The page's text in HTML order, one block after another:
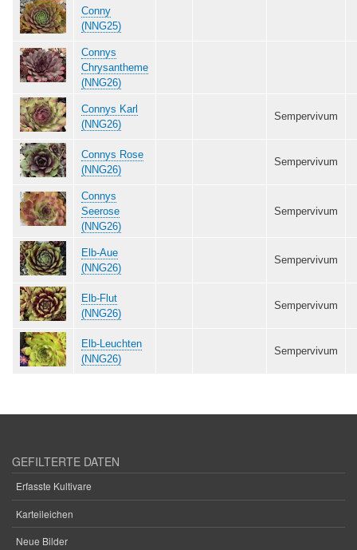
Conny
(NNG25)
Connys
Chrysantheme
(NNG26)
Connys Karl
(NNG26)
Sempervivum
Connys Rose
(NNG26)
Sempervivum
Connys
Seerose
(NNG26)
Sempervivum
Elb-Aue
(NNG26)
Sempervivum
Elb-Flut
(NNG26)
Sempervivum
Elb-Leuchten
(NNG26)
Sempervivum
GEFILTERTE DATEN
Erfasste Kultivare
Karteileichen
Neue Bilder